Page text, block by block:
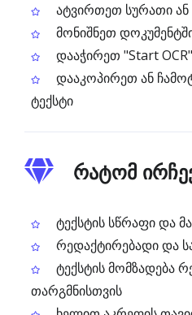
ატვირთეთ სურათი ან
მონიშნეთ
დააჭირეთ "Start
დააკოპირეთ ან
ტექსტი
რატომ
ტექსტის სწრაფი და
რედაქტირებადი და
ტექსტის მომზადება
თარგმნისთვის